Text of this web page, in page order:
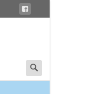
Search
for: